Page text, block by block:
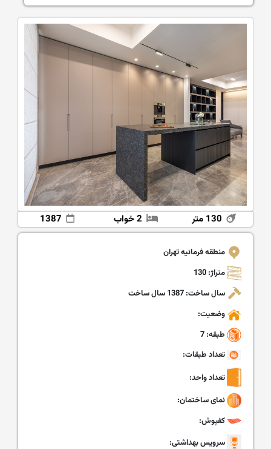
130 متر 2 خواب 1387
منطقه فرمانیه تهران
متراژ: 130
سال ساخت: 1387 سال ساخت
وضعیت:
طبقه: 7
تعداد طبقات:
تعداد واحد:
نمای ساختمان:
کفپوش:
سرویس بهداشتی: